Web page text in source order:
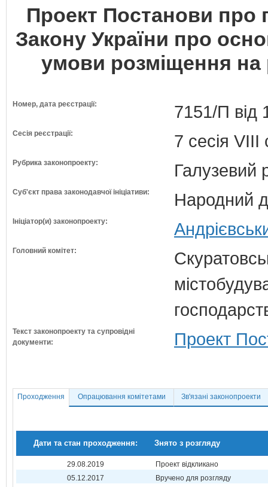
Проект Постанови про
Закону України про
умови розміщення на
Номер, дата реєстрації: 7151/П від
Сесія реєстрації: 7 сесія VIII
Рубрика законопроекту: Галузевий
Суб'єкт права законодавчої ініціативи: Народний
Ініціатор(и) законопроекту:
Головний комітет:
Текст законопроекту та супровідні
документи:
Проект
Проходження Опрацювання комітетами Зв'язані законопроекти
Дати та стан проходження: Знято з розгляду
29.08.2019
Проект відкликано
05.12.2017
Вручено для розгляду